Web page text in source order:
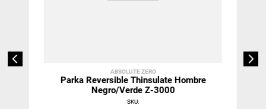
ABSOLUTE ZERO
Parka Reversible Thinsulate Hombre
Negro/verde Z-3000
SKU: